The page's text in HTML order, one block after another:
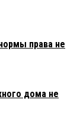
права не
дома не